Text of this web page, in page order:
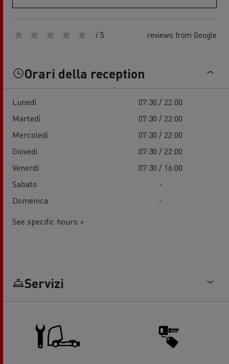
/ 5 reviews from Google
Orari della reception
Lunedì
07:30 / 22:00
Martedì
07:30 / 22:00
Mercoledì
07:30 / 22:00
Giovedì
07:30 / 22:00
Venerdì
07:30 / 16:00
Sabato
-
Domenica
-
See specific hours >
Servizi